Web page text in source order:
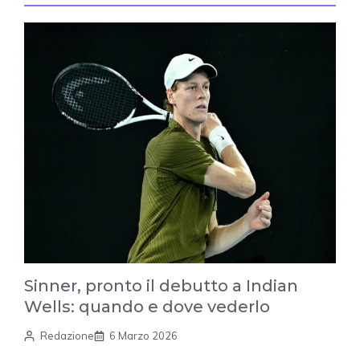
Sinner, pronto il debutto a Indian
Wells: quando e dove vederlo
Redazione 6 Marzo 2026